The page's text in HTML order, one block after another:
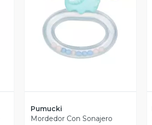
Vista Previa
Pumucki
Mordedor Con Sonajero